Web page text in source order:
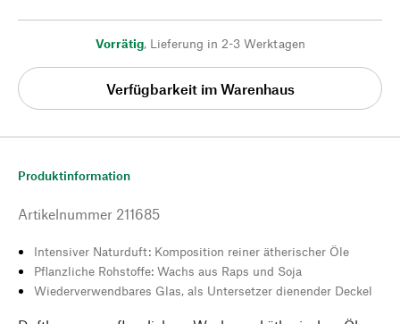
Vorrätig, Lieferung in 2-3 Werktagen
Verfügbarkeit im Warenhaus
Produktinformation
Artikelnummer 211685
Intensiver Naturduft: Komposition reiner ätherischer Öle
Pflanzliche Rohstoffe: Wachs aus Raps und Soja
Wiederverwendbares Glas, als Untersetzer dienender Deckel